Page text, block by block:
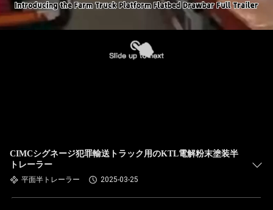
CIMCシグネージ犯罪輸送トラック用のKTL電解粉末塗装半
トレーラー
平面半トレーラー 2025-03-25